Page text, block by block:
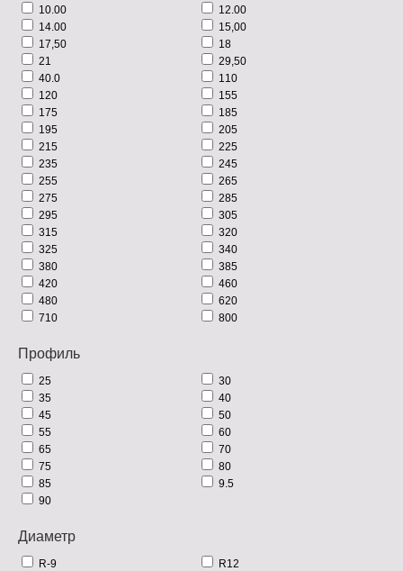
10.00
12.00
14.00
15,00
17,50
18
21
29,50
40.0
110
120
155
175
185
195
205
215
225
235
245
255
265
275
285
295
305
315
320
325
340
380
385
420
460
480
620
710
800
Профиль
25
30
35
40
45
50
55
60
65
70
75
80
85
9.5
90
Диаметр
R-9
R12